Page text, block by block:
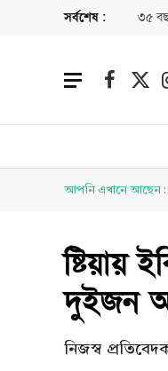
সর্বশেষ : ৩৫
Facebook
X
আপনি এখানে আছেন :
ষ্টিয়ায়
দুইজন
নিজস্ব